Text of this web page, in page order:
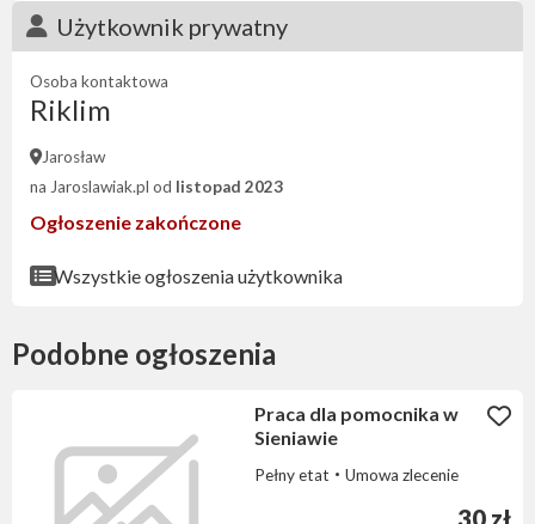
Użytkownik prywatny
Osoba kontaktowa
Riklim
Jarosław
na Jaroslawiak.pl od listopad 2023
Ogłoszenie zakończone
Wszystkie ogłoszenia użytkownika
Podobne ogłoszenia
Praca dla pomocnika w
Sieniawie
Pełny etat Umowa zlecenie
30 zł